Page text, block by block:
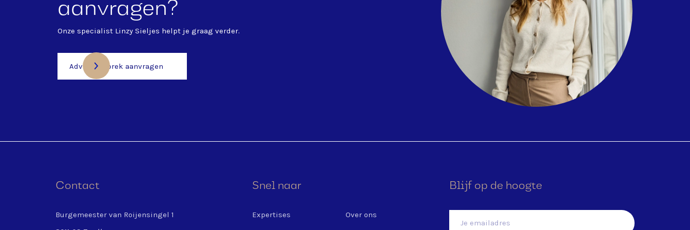
aanvragen?
Onze specialist Linzy Sieljes helpt je graag verder.
Adviesgesprek aanvragen
Contact
Burgemeester van Roijensingel 1
Snel naar
Expertises Over ons
Blijf op de hoogte